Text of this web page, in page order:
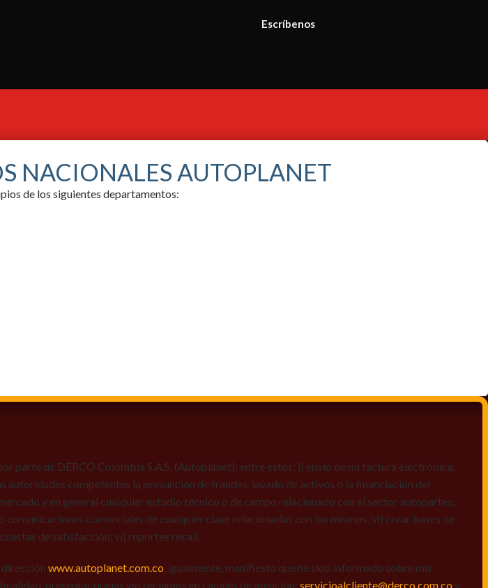
Escríbenos
NACIONALES AUTOPLANET
de los siguientes departamentos:
parte de DERCO Colombia S.A.S. (Autoplanet); entre estos: i) envío de mi factura electrónica,
competentes la presunción de fraudes, lavado de activos o la financiación del
y en general cualquier estudio técnico o de campo relacionado con el sector autopartes;
comerciales de cualquier clase relacionadas con los mismos, vi) crear bases de
de satisfacción, vi) reportes recall.
dirección www.autoplanet.com.co , igualmente, manifiesto que he sido informado sobre mis
presentar quejas y/o reclamos en canales de atención: servicioalcliente@derco.com.co y